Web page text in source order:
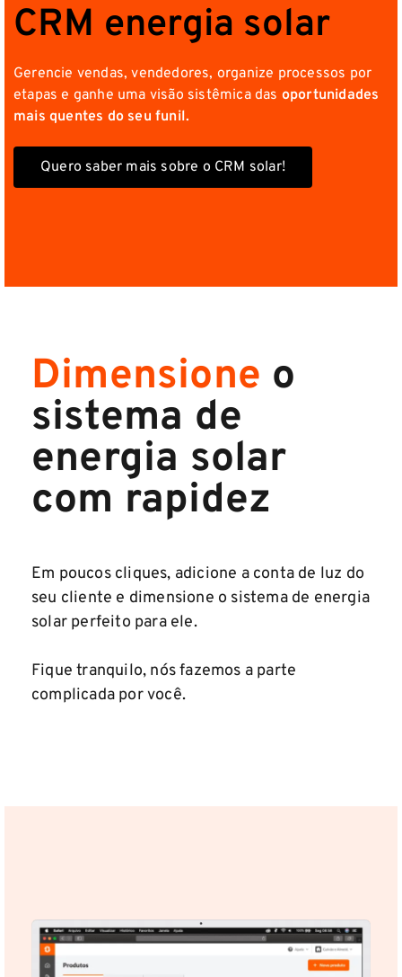
CRM energia solar
Gerencie vendas, vendedores, organize processos por
etapas e ganhe uma visão sistêmica das oportunidades
mais quentes do seu funil.
Quero saber mais sobre o CRM solar!
Dimensione o
sistema de
energia solar
com rapidez
Em poucos cliques, adicione a conta de luz do
seu cliente e dimensione o sistema de energia
solar perfeito para ele.
Fique tranquilo, nós fazemos a parte
complicada por você.